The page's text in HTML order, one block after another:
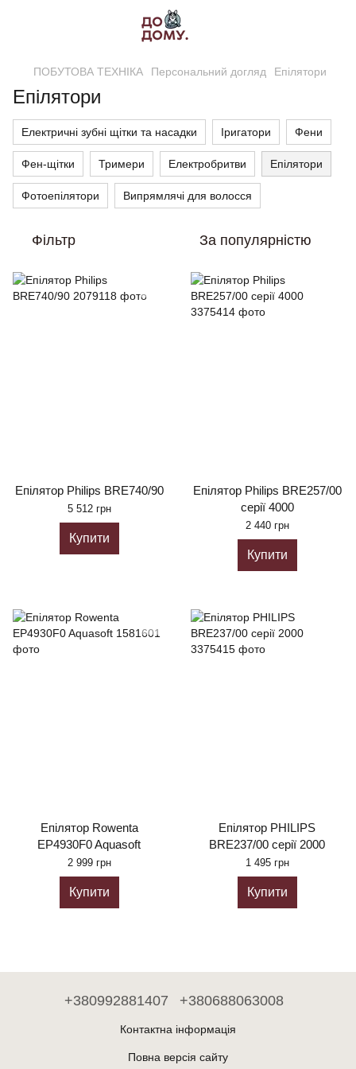
ПОБУТОВА ТЕХНІКА Персональний догляд Епілятори
Епілятори
Електричні зубні щітки та насадки Іригатори Фени
Фен-щітки Тримери Електробритви Епілятори
Фотоепілятори Випрямлячі для волосся
Фільтр За популярністю
Епілятор Philips BRE740/90
5 512 грн
Купити
Епілятор Philips BRE257/00
серії 4000
2 440 грн
Купити
Епілятор Rowenta
EP4930F0 Aquasoft
2 999 грн
Купити
Епілятор PHILIPS
BRE237/00 серії 2000
1 495 грн
Купити
+380992881407 +380688063008
Контактна інформація
Повна версія сайту